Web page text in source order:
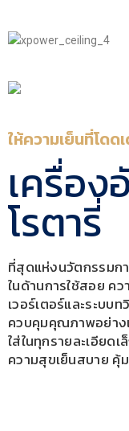
ให้ความเย็นที่โดด
เครื่อ
โรตารี่
ที่สุดแห่งนวัตกรรมก
ในด้านการใช้สอย ค
เวอร์เตอร์และระบบ
ควบคุมคุณภาพอย่าง
ใส่ในทุกรายละเอีย
ความสุขเย็นสบาย คุ้